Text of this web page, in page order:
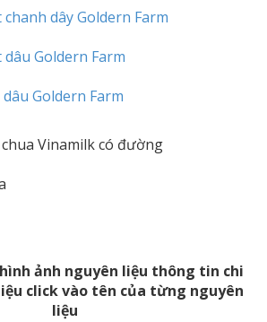
dây Goldern Farm
Goldern Farm
Goldern Farm
Vinamilk có đường
ảnh nguyên liệu thông tin chi
click vào tên của từng nguyên
liệu